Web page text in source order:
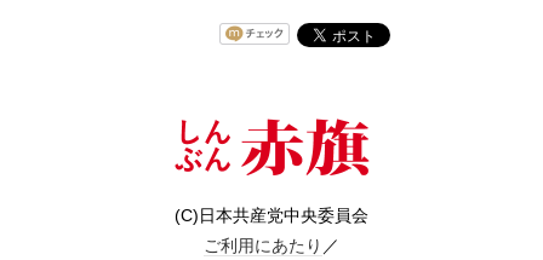
(C)日本共産党中央委員会
ご利用にあたり ／